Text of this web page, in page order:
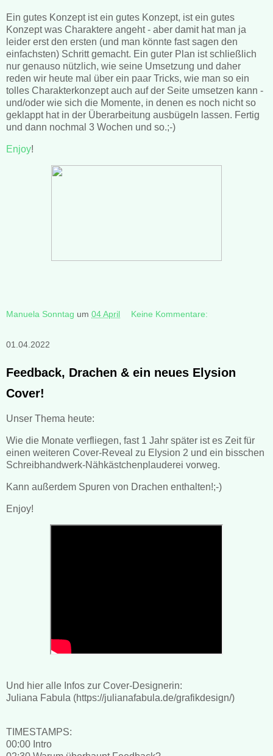
Ein gutes Konzept ist ein gutes Konzept, ist ein gutes
Konzept was Charaktere angeht - aber damit hat man ja
leider erst den ersten (und man könnte fast sagen den
einfachsten) Schritt gemacht. Ein guter Plan ist schließlich
nur genauso nützlich, wie seine Umsetzung und daher
reden wir heute mal über ein paar Tricks, wie man so ein
tolles Charakterkonzept auch auf der Seite umsetzen kann -
und/oder wie sich die Momente, in denen es noch nicht so
geklappt hat in der Überarbeitung ausbügeln lassen. Fertig
und dann nochmal 3 Wochen und so.;-)
Enjoy!
Manuela Sonntag um 04 April Keine Kommentare:
01.04.2022
Feedback, Drachen & ein neues Elysion
Cover!
Unser Thema heute:
Wie die Monate verfliegen, fast 1 Jahr später ist es Zeit für
einen weiteren Cover-Reveal zu Elysion 2 und ein bisschen
Schreibhandwerk-Nähkästchenplauderei vorweg.
Kann außerdem Spuren von Drachen enthalten!;-)
Enjoy!
Und hier alle Infos zur Cover-Designerin:
Juliana Fabula (https://julianafabula.de/grafikdesign/)
TIMESTAMPS:
00:00 Intro